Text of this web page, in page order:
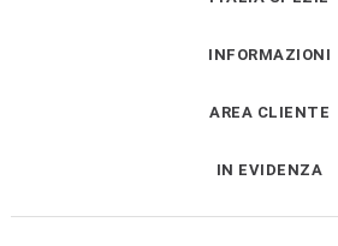
INFORMAZIONI
AREA CLIENTE
IN EVIDENZA